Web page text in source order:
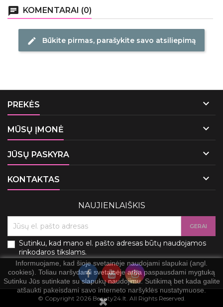
chat KOMENTARAI (0)
edit Būkite pirmas, parašykite savo atsiliepimą
PREKĖS 
MŪSŲ ĮMONĖ 
JŪSŲ PASKYRA 
KONTAKTAS 
Informuojame, kad šioje svetainėje naudojami slapukai (angl.
cookies). Toliau naršydami svetainėje arba paspausdami mygtuką
Sutinku Jūs sutinkate su slapukų naudojimu. Sutikimą bet kada galite
atšaukti pakeisdami savo interneto naršyklės nustatymuose.
NAUJIENLAIŠKIS
Sutinku, kad mano el. pašto adresas būtų naudojamos
rinkodaros tikslams.
© Copyright 2026 Beauty24.lt. All Rights Reserved.